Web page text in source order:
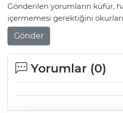
Gönderilen yorumların küfür,
içermemesi gerektiğini
Gönder
Yorumlar (0)